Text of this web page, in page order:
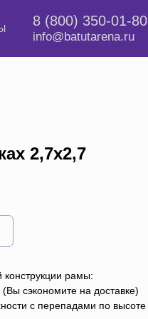
8 (800) 350-01-80
info@batutarena.ru
2,7х2,7
рамы:
сэкономите на доставке)
с перепадами по высоте